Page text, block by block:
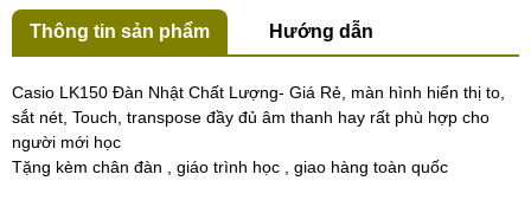
Thông tin sản phẩm Hướng dẫn
Casio LK150 Đàn Nhật Chất Lượng- Giá Rẻ, màn hình hiển thị to,
sắt nét, Touch, transpose đầy đủ âm thanh hay rất phù hợp cho
người mới học
Tặng kèm chân đàn , giáo trình học , giao hàng toàn quốc